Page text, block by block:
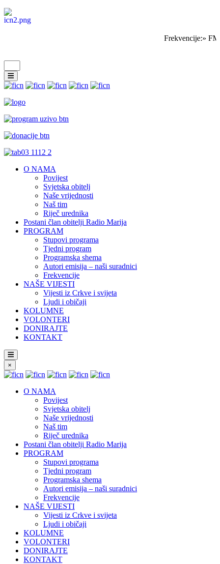
Frekvencije:»
O NAMA
Povijest
Svjetska obitelj
Naše vrijednosti
Naš tim
Riječ urednika
Postani član obitelji Radio Marija
PROGRAM
Stupovi programa
Tjedni program
Programska shema
Autori emisija – naši suradnici
Frekvencije
NAŠE VIJESTI
Vijesti iz Crkve i svijeta
Ljudi i običaji
KOLUMNE
VOLONTERI
DONIRAJTE
KONTAKT
×
O NAMA
Povijest
Svjetska obitelj
Naše vrijednosti
Naš tim
Riječ urednika
Postani član obitelji Radio Marija
PROGRAM
Stupovi programa
Tjedni program
Programska shema
Autori emisija – naši suradnici
Frekvencije
NAŠE VIJESTI
Vijesti iz Crkve i svijeta
Ljudi i običaji
KOLUMNE
VOLONTERI
DONIRAJTE
KONTAKT